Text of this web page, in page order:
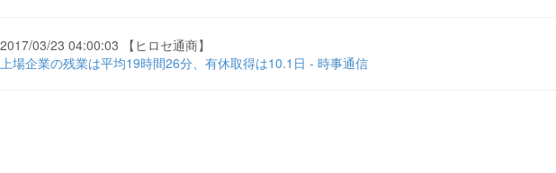
2017/03/23 04:00:03 【ヒロセ通商】
上場企業の残業は平均19時間26分、有休取得は10.1日 - 時事通信